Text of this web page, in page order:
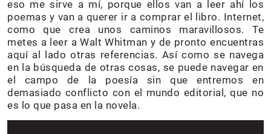
eso me sirve a mí, porque ellos van a leer ahí los
poemas y van a querer ir a comprar el libro. Internet,
como que crea unos caminos maravillosos. Te
metes a leer a Walt Whitman y de pronto encuentras
aquí al lado otras referencias. Así como se navega
en la búsqueda de otras cosas, se puede navegar en
el campo de la poesía sin que entremos en
demasiado conflicto con el mundo editorial, que no
es lo que pasa en la novela.